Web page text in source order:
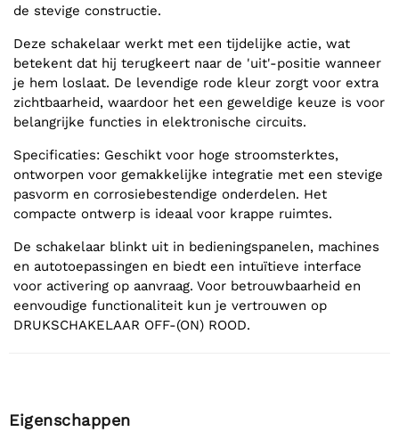
de stevige constructie.
Deze schakelaar werkt met een tijdelijke actie, wat
betekent dat hij terugkeert naar de 'uit'-positie wanneer
je hem loslaat. De levendige rode kleur zorgt voor extra
zichtbaarheid, waardoor het een geweldige keuze is voor
belangrijke functies in elektronische circuits.
Specificaties: Geschikt voor hoge stroomsterktes,
ontworpen voor gemakkelijke integratie met een stevige
pasvorm en corrosiebestendige onderdelen. Het
compacte ontwerp is ideaal voor krappe ruimtes.
De schakelaar blinkt uit in bedieningspanelen, machines
en autotoepassingen en biedt een intuïtieve interface
voor activering op aanvraag. Voor betrouwbaarheid en
eenvoudige functionaliteit kun je vertrouwen op
DRUKSCHAKELAAR OFF-(ON) ROOD.
Eigenschappen